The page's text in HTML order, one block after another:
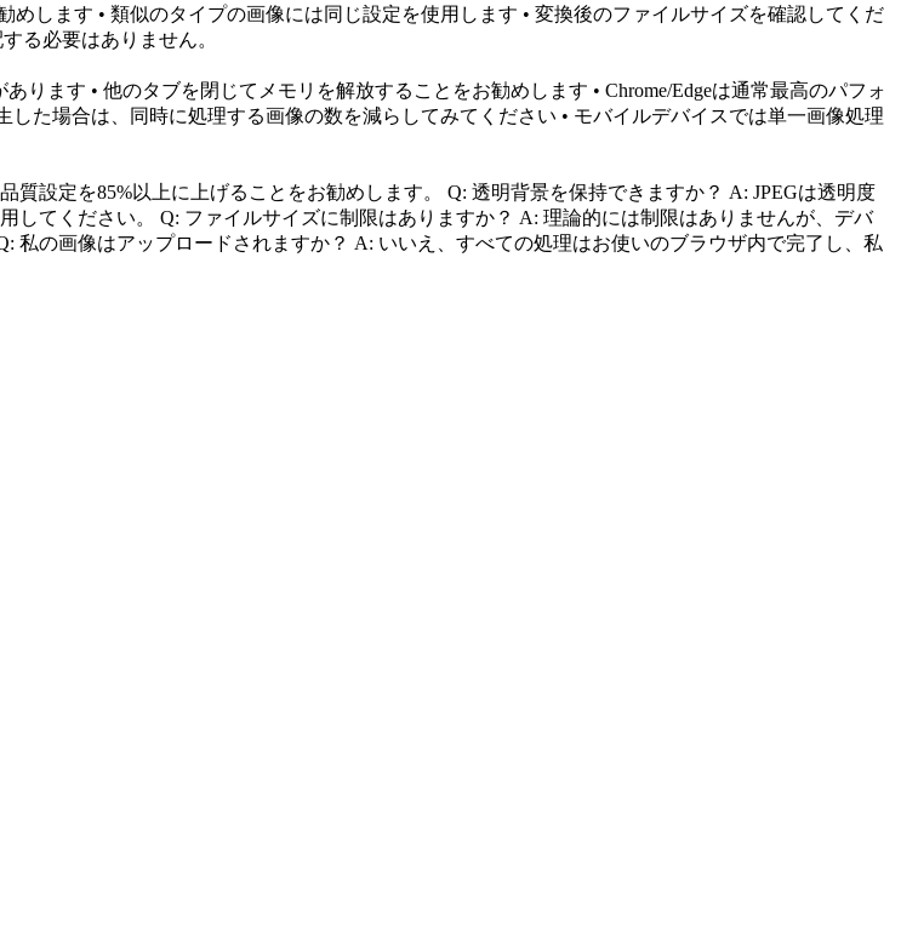
します • 類似のタイプの画像には同じ設定を使用します • 変換後のファイルサイズを確認してくだ
る必要はありません。
ます • 他のタブを閉じてメモリを解放することをお勧めします • Chrome/Edgeは通常最高のパフォ
た場合は、同時に処理する画像の数を減らしてみてください • モバイルデバイスでは単一画像処理
設定を85%以上に上げることをお勧めします。 Q: 透明背景を保持できますか？ A: JPEGは透明度
てください。 Q: ファイルサイズに制限はありますか？ A: 理論的には制限はありませんが、デバ
の画像はアップロードされますか？ A: いいえ、すべての処理はお使いのブラウザ内で完了し、私